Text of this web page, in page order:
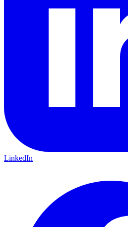
LinkedIn